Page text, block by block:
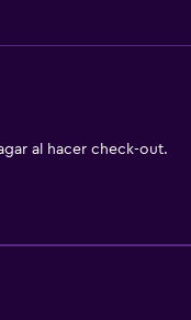
al hacer check-out.